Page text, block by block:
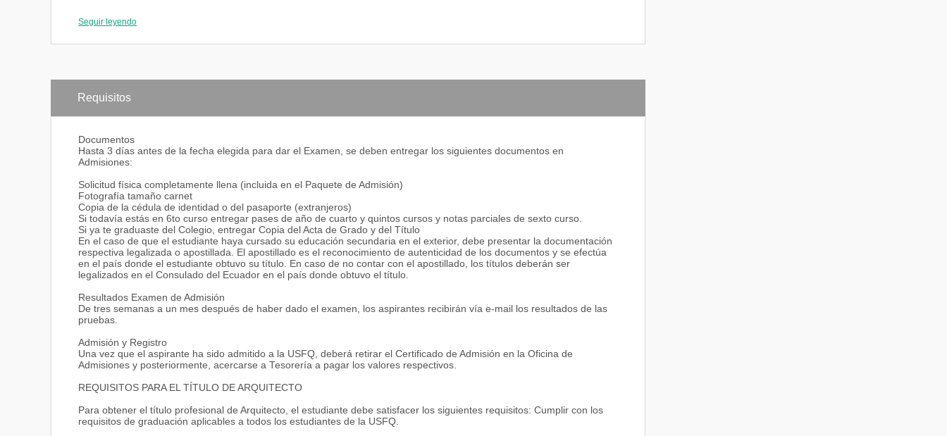
Teoria urbana i
Pasantía empresarial (cg)+materia
Octavo semestre
Taller de ejercitacion avanzada
Optativas de arquitectura
Noveno semestre
Taller de ejercitacion ii
Preparacion de proyecto de fin de carrera
Optativas *
Décimo semestre
Proyecto de fin de carrera
Optativa de arquitectura
Optativas*
Seguir leyendo
Requisitos
Documentos
Hasta 3 días antes de la fecha elegida para dar el Examen, se deben entregar los siguientes documentos en
Admisiones:
Solicitud física completamente llena (incluida en el Paquete de Admisión)
Fotografía tamaño carnet
Copia de la cédula de identidad o del pasaporte (extranjeros)
Si todavía estás en 6to curso entregar pases de año de cuarto y quintos cursos y notas parciales de sexto curso.
Si ya te graduaste del Colegio, entregar Copia del Acta de Grado y del Título
En el caso de que el estudiante haya cursado su educación secundaria en el exterior, debe presentar la documentación
respectiva legalizada o apostillada. El apostillado es el reconocimiento de autenticidad de los documentos y se efectúa
en el país donde el estudiante obtuvo su título. En caso de no contar con el apostillado, los títulos deberán ser
legalizados en el Consulado del Ecuador en el país donde obtuvo el título.
Resultados Examen de Admisión
De tres semanas a un mes después de haber dado el examen, los aspirantes recibirán vía e-mail los resultados de las
pruebas.
Admisión y Registro
Una vez que el aspirante ha sido admitido a la USFQ, deberá retirar el Certificado de Admisión en la Oficina de
Admisiones y posteriormente, acercarse a Tesorería a pagar los valores respectivos.
REQUISITOS PARA EL TÍTULO DE ARQUITECTO
Para obtener el título profesional de Arquitecto, el estudiante debe satisfacer los siguientes requisitos: Cumplir con los
requisitos de graduación aplicables a todos los estudiantes de la USFQ.